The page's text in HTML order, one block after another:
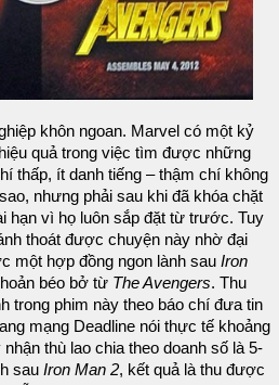
khôn ngoan. Marvel có một kỷ
quả trong việc tìm được những
thấp, ít danh tiếng – thậm chí không
nhưng phải sau khi đã khóa chặt
hạn vì họ luôn sắp đặt từ trước. Tuy
thoát được chuyện này nhờ đại
một hợp đồng ngon lành sau Iron
béo bở từ The Avengers. Thu
trong phim này theo báo chí đưa tin
mạng Deadline nói thực tế khoảng
thù lao chia theo doanh số là 5-
sau Iron Man 2, kết quả là thu được